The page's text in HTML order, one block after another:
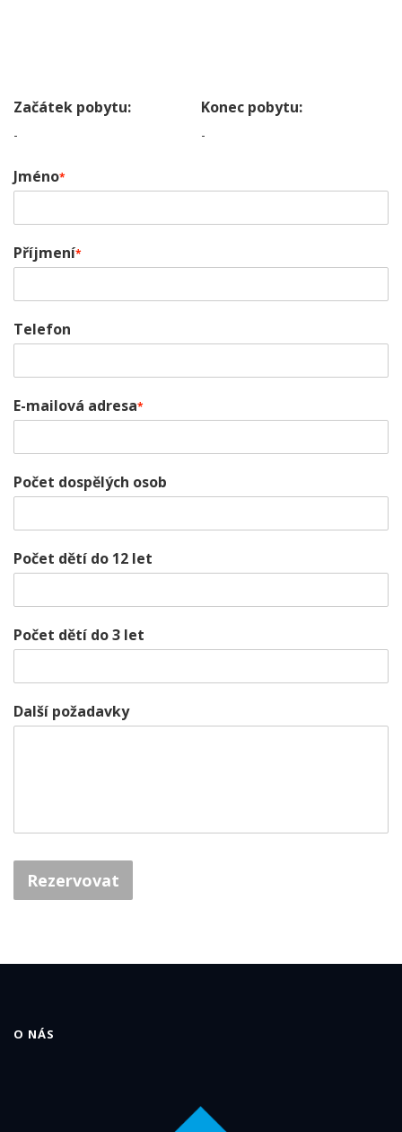
Začátek pobytu:
-
Konec pobytu:
-
Jméno*
Příjmení*
Telefon
E-mailová adresa*
Počet dospělých osob
Počet dětí do 12 let
Počet dětí do 3 let
Další požadavky
Rezervovat
O NÁS